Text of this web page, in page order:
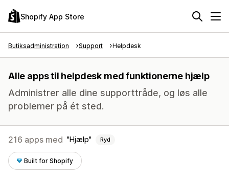
Shopify App Store
Butiksadministration Support Helpdesk
Alle apps til helpdesk med funktionerne hjælp
Administrer alle dine supporttråde, og løs alle
problemer på ét sted.
216 apps med Hjælp Ryd
Built for Shopify